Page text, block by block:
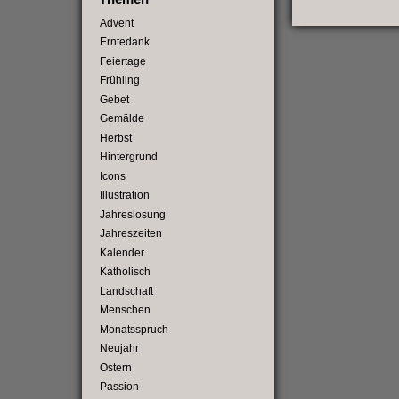
Advent
Erntedank
Feiertage
Frühling
Gebet
Gemälde
Herbst
Hintergrund
Icons
Illustration
Jahreslosung
Jahreszeiten
Kalender
Katholisch
Landschaft
Menschen
Monatsspruch
Neujahr
Ostern
Passion